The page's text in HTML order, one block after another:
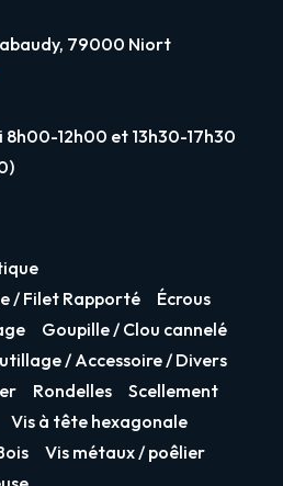
79000 Niort
8h00-12h00 et 13h30-17h30
/ Filet Rapporté
Écrous
Goupille / Clou cannelé
/ Accessoire / Divers
Rondelles
Scellement
Vis à tête hexagonale
Vis métaux / poêlier